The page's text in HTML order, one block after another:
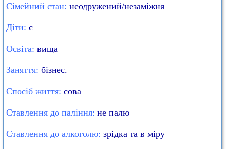
Сімейний стан: неодружений/незаміжня
Діти: є
Освіта: вища
Заняття: бізнес.
Спосіб життя: сова
Ставлення до паління: не палю
Ставлення до алкоголю: зрідка та в міру